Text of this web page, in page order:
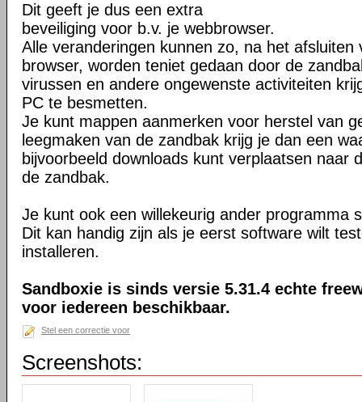
Dit geeft je dus een extra
beveiliging voor b.v. je webbrowser.
Alle veranderingen kunnen zo, na het afsluiten
browser, worden teniet gedaan door de
virussen en andere ongewenste activiteiten
PC te besmetten.
Je kunt mappen aanmerken voor herstel van
leegmaken van de zandbak krijg je dan een
bijvoorbeeld downloads kunt verplaatsen naar
de zandbak.
Je kunt ook een willekeurig ander programma
Dit kan handig zijn als je eerst software wilt
installeren.
Sandboxie is sinds versie 5.31.4 echte
voor iedereen beschikbaar.
Stel een correctie voor
Screenshots: